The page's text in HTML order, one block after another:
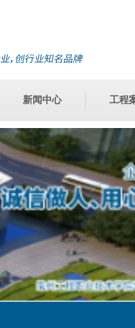
新闻中心 工程